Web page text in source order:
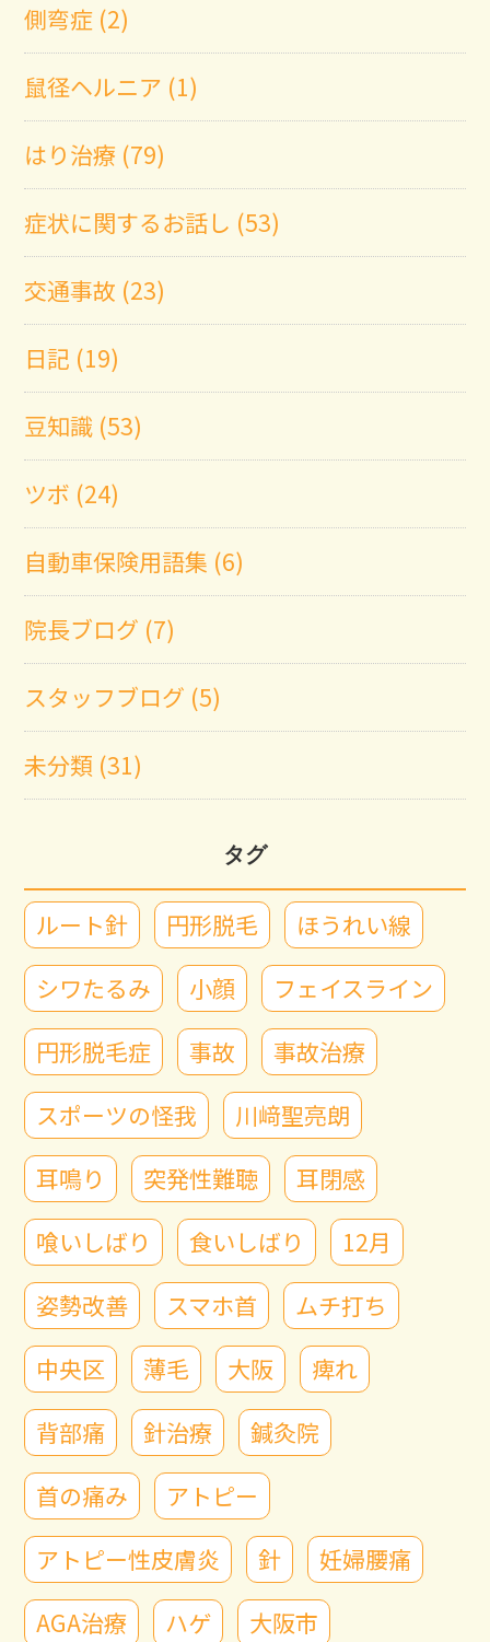
側弯症 (2)
鼠径ヘルニア (1)
はり治療 (79)
症状に関するお話し (53)
交通事故 (23)
日記 (19)
豆知識 (53)
ツボ (24)
自動車保険用語集 (6)
院長ブログ (7)
スタッフブログ (5)
未分類 (31)
タグ
ルート針 円形脱毛
ほうれい線
シワたるみ
小顔
フェイスライン
円形脱毛症
事故
事故治療
スポーツの怪我
川﨑聖亮朗
耳鳴り
突発性難聴
耳閉感
喰いしばり
食いしばり
12月
姿勢改善
スマホ首
ムチ打ち
中央区
薄毛 大阪
痺れ
背部痛
針治療
鍼灸院
首の痛み
アトピー
アトピー性皮膚炎
針
妊婦腰痛
AGA治療
ハゲ
大阪市